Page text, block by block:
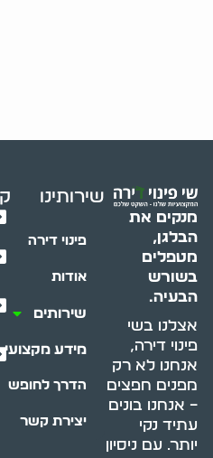
מנקים את
הבלגן,
מטפלים
בשורש
הבעיה.
אצלנו בשי
פינוי דירה,
אנחנו לא רק
מפנים חפצים
– אנחנו בונים
עתיד נקי
יותר. עם ניסיון
שירותינו
פינוי דירה
אודות
שירותים
מידע מקצועי
הדרך לחופש
יצירת קשר